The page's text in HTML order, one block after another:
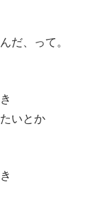
だ、って。
いとか